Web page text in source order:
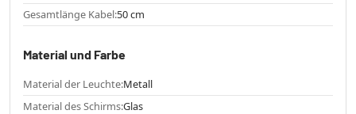
Gesamtlänge Kabel:50 cm
Material und Farbe
Material der Leuchte:Metall
Material des Schirms:Glas